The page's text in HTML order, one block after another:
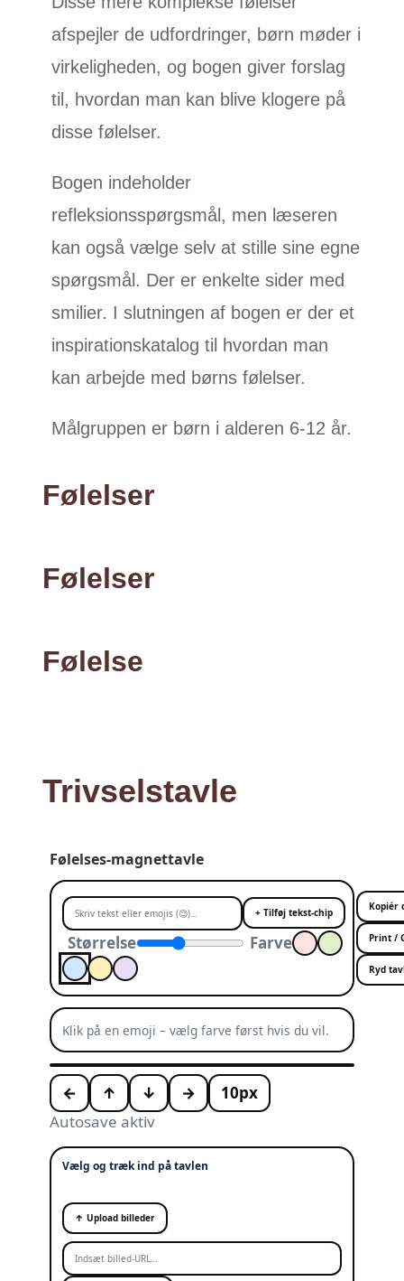
afspejler de udfordringer, børn møder i
virkeligheden, og bogen giver forslag
til, hvordan man kan blive klogere på
disse følelser.
Bogen indeholder
refleksionsspørgsmål, men læseren
kan også vælge selv at stille sine egne
spørgsmål. Der er enkelte sider med
smilier. I slutningen af bogen er der et
inspirationskatalog til hvordan man
kan arbejde med børns følelser.
Målgruppen er børn i alderen 6-12 år.
Følelser
Følelser
Følelse
Trivselstavle
Følelses-magnettavle
+ Tilføj tekst-chip
Størrelse Farve
Kopiér
Print /
Ryd
Klik på en emoji – vælg farve først hvis du vil.
Skole
Hjem
Frikvarter
SFO / Klub
←
↑ ↓ →
10px
Autosave aktiv
Vælg og træk ind på tavlen
↑ Upload billeder